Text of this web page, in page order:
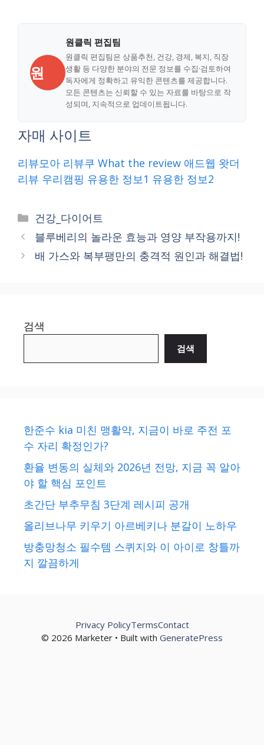
원
원클릭 편집팀
원클릭 편집팀은 상품추천, 건강, 경제, 복지, 직장
생활 등 다양한 분야의 전문 정보를 수집·검토하여
독자에게 정확하고 유익한 콘텐츠를 제공합니다.
모든 콘텐츠는 신뢰할 수 있는 자료를 바탕으로 작
성되며, 지속적으로 업데이트됩니다.
자매 사이트
리뷰모아 리뷰쿠 What the review 애드웹 왓더
리뷰 우리캠핑 유용한 정보1 유용한 정보2
Categories
건강_다이어트
블루베리의 놀라운 효능과 영양 부작용까지!
배 가스와 복부팽만의 충격적 원인과 해결법!
검색
검색
한준수 kia 미친 맹활약, 지금이 바로 주전 포
수 자리 확정인가?
환율 변동의 실체와 2026년 전망, 지금 꼭 알아
야 할 핵심 포인트
초간단 부추무침 3단계 레시피 공개
올리브나무 키우기 아르베키나 분갈이 노하우
방충망청소 필수템 스퀴지와 이 아이로 창틀까
지 깔끔하게
© 2026 Marketer • Built with GeneratePress
Privacy PolicyTermsContact